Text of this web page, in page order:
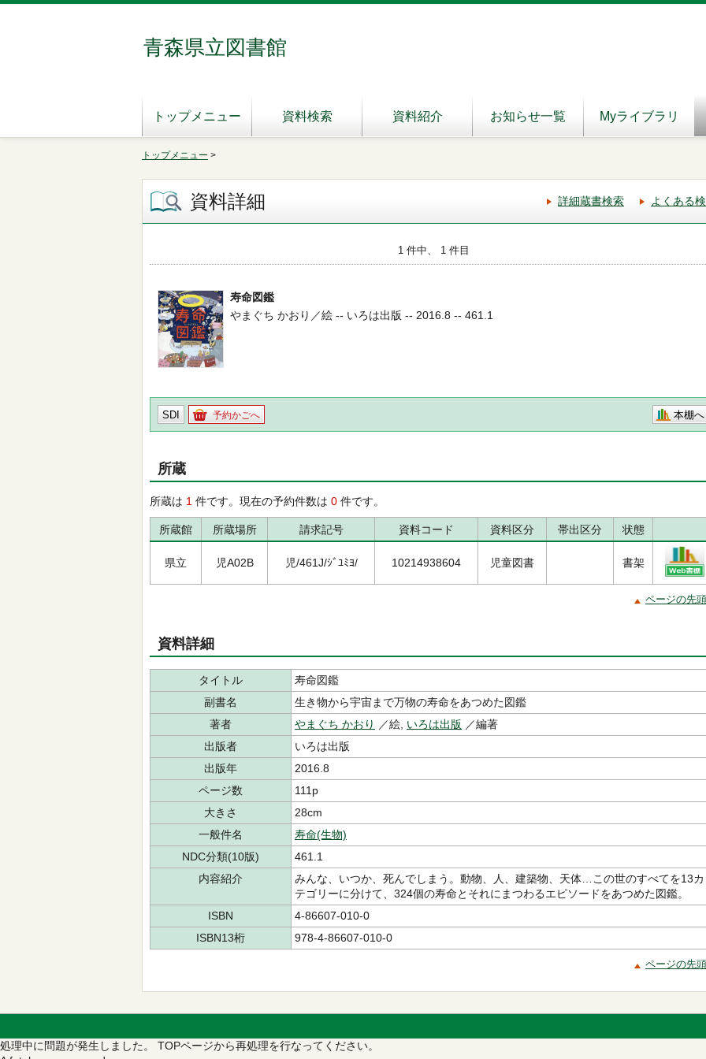
青森県立図書館
トップメニュー 資料検索 資料紹介 お知らせ一覧 Myライブラリ
トップメニュー >
資料詳細 詳細蔵書検索 よくある
1 件中、 1 件目
寿命図鑑
やまぐち かおり／絵 -- いろは出版 -- 2016.8 -- 461.1
SDI 予約かごへ 本棚へ
所蔵
所蔵は 1 件です。現在の予約件数は 0 件です。
所蔵館 所蔵場所 請求記号 資料コード 資料区分 帯出区分 状態
県立 児A02B 児/461J/ｼﾞﾕﾐﾖ/ 10214938604 児童図書 書架
ページの先
資料詳細
タイトル
寿命図鑑
副書名
生き物から宇宙まで万物の寿命をあつめた図鑑
著者
やまぐち かおり ／絵, いろは出版 ／編著
出版者
いろは出版
出版年
2016.8
ページ数
111p
大きさ
28cm
一般件名
寿命(生物)
NDC分類(10版)
461.1
内容紹介
みんな、いつか、死んでしまう。動物、人、建築物、天体…この世のすべてを13カ
テゴリーに分けて、324個の寿命とそれにまつわるエピソードをあつめた図鑑。
ISBN
4-86607-010-0
ISBN13桁
978-4-86607-010-0
ページの先
処理中に問題が発生しました。 TOPページから再処理を行なってください。